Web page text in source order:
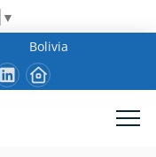
▼
Bolivia